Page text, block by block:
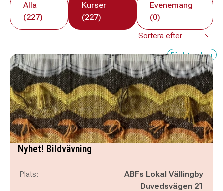
Alla
(227)
Kurser
(227)
Evenemang
(0)
Få platser kvar
Nyhet! Bildvävning
Plats:
ABFs Lokal Vällingby
Duvedsvägen 21